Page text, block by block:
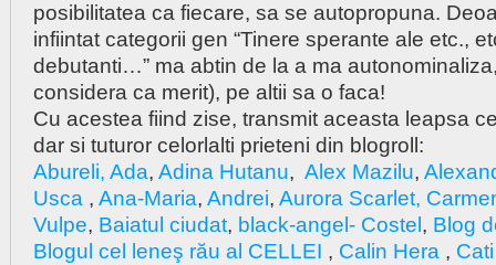
posibilitatea ca fiecare, sa se autopropuna.
infiintat categorii gen “Tinere sperante ale etc.,
debutanti…” ma abtin de la a ma
considera ca merit), pe altii sa o faca!
Cu acestea fiind zise, transmit aceasta leapsa
dar si tuturor celorlalti prieteni din blogroll:
Abureli, Ada, Adina Hutanu, Alex Mazilu,
Usca , Ana-Maria, Andrei, Aurora Scarlet,
Vulpe, Baiatul ciudat, black-angel- Costel , Blog
Blogul cel leneş rău al CELLEI , Calin Hera ,